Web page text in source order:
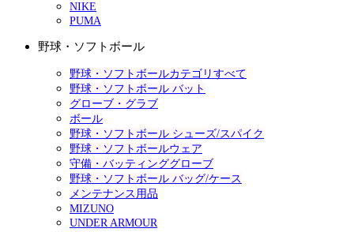
NIKE
PUMA
野球・ソフトボール
野球・ソフトボールカテゴリすべて
野球・ソフトボール バット
グローブ・グラブ
ボール
野球・ソフトボール シューズ/スパイク
野球・ソフトボールウェア
守備・バッティンググローブ
野球・ソフトボール バッグ/ケース
メンテナンス用品
MIZUNO
UNDER ARMOUR